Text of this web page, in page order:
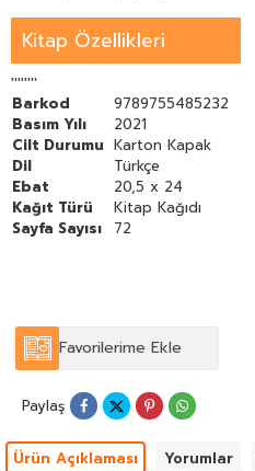
Günümüzde Hz. Peygamber
onların seviyelerine uygun
bulunmadığı düşüncesiyle doğru
kitaplar Prof. Dr. Âdem Apak Prof.
Şaban Öz ve Doç. Dr. Mahmut
alınmıştır.
Kitap Özellikleri
''''''''
Barkod
9789755485232
Basım Yılı
2021
Cilt Durumu Karton Kapak
Dil
Türkçe
Ebat
20,5 x 24
Kağıt Türü
Kitap Kağıdı
Sayfa Sayısı
72
Favorilerime Ekle
Paylaş
Ürün Açıklaması Yorumlar